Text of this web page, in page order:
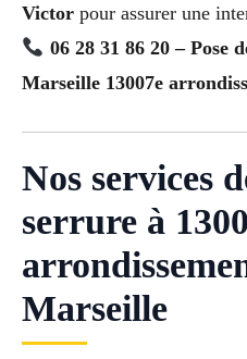
Victor pour assurer une
06 28 31 86 20 – Pose
Marseille 13007e
Nos services
serrure à
Marseille